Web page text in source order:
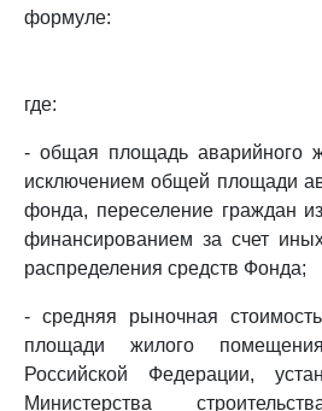
формуле:
где:
- общая площадь аварийного
исключением общей площади
фонда, переселение граждан
финансированием за счет
распределения средств Фонда;
- средняя рыночная
площади жилого
Российской Федерации,
Министерства